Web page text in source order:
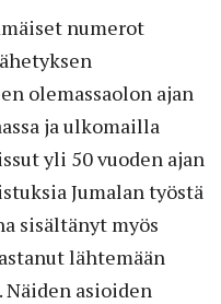
numerot
olemassaolon ajan
ja ulkomailla
yli 50 vuoden ajan
Jumalan työstä
sisältänyt myös
lähtemään
asioiden